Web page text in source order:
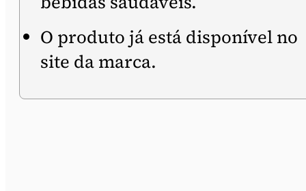
O produto já está disponível no
site da marca.